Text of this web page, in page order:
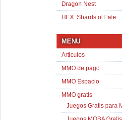
Dragon Nest
HEX: Shards of Fate
MENU
Articulos
MMO de pago
MMO Espacio
MMO gratis
Juegos Gratis para